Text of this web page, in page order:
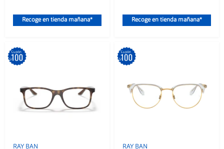
Recoge en tienda mañana* Recoge en tienda mañana*
RAY BAN RAY BAN